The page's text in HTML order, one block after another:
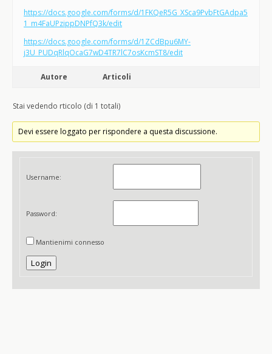
https://docs.google.com/forms/d/1FKQeR5G_XSca9PvbFtGAdpa5
1_m4FaUPzippDNPfQ3k/edit
https://docs.google.com/forms/d/1ZCdBpu6MY-
j3U_PUDqRlqOcaG7wD4TR7lC7osKcmST8/edit
Autore Articoli
Stai vedendo rticolo (di 1 totali)
Devi essere loggato per rispondere a questa discussione.
Username:
Password:
Mantienimi connesso
Login